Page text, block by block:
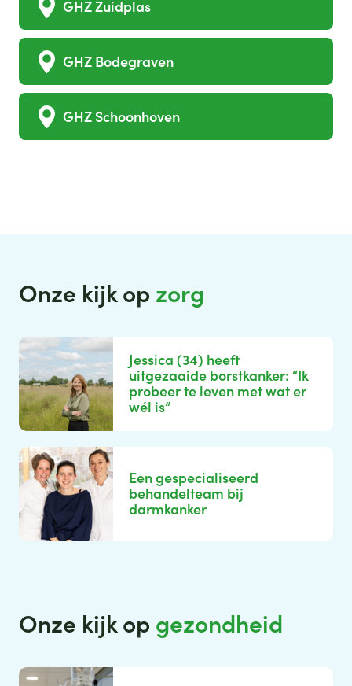
GHZ Zuidplas
GHZ Bodegraven
GHZ Schoonhoven
Onze kijk op zorg
Jessica (34) heeft
uitgezaaide borstkanker: “Ik
probeer te leven met wat er
wél is”
Een gespecialiseerd
behandelteam bij
darmkanker
Onze kijk op gezondheid